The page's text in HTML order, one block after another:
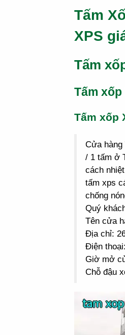
Tấm
XPS
Tấm
Tấm xốp
Tấm xốp
Cửa hàng
/ 1 tấm ở
cách
tấm xps
chống
Quý
Tên cửa
Địa chỉ:
Điện
Giờ mở
Chỗ đậu